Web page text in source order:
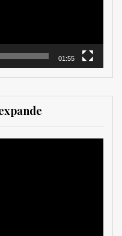
01:55